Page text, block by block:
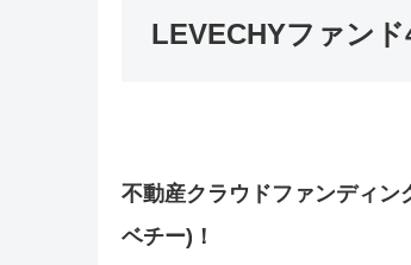
LEVECHYファン
不動産クラウドファンディン
ベチー)！